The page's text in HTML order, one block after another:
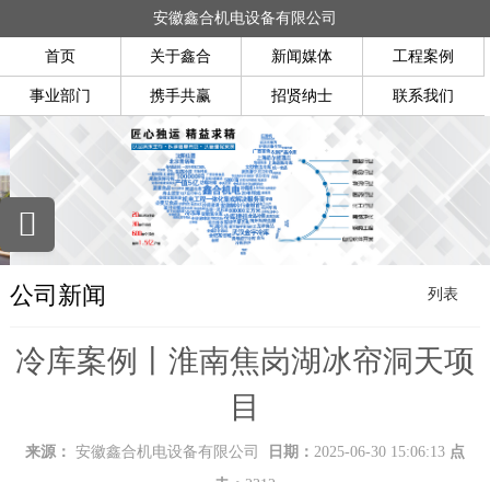
安徽鑫合机电设备有限公司
首页 关于鑫合 新闻媒体 工程案例
事业部门 携手共赢 招贤纳士 联系我们
公司新闻 列表
冷库案例丨淮南焦岗湖冰帘洞天项
目
来源： 安徽鑫合机电设备有限公司 日期： 2025-06-30 15:06:13 点